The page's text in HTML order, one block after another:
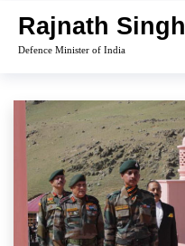
content
Rajnath Singh
Defence Minister of India